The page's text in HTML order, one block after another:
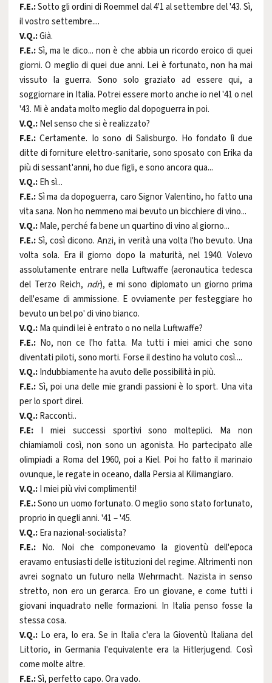
F.E.:Sotto gli ordini di Roemmel dal 4'1 al settembre del '43. Sì,
il vostro settembre....
V.Q.:Già.
F.E.:Sì, ma le dico... non è che abbia un ricordo eroico di quei
giorni. O meglio di quei due anni. Lei è fortunato, non ha mai
vissuto la guerra. Sono solo graziato ad essere qui, a
soggiornare in Italia. Potrei essere morto anche io nel '41 o nel
'43. Mi è andata molto meglio dal dopoguerra in poi.
V.Q.:Nel senso che si è realizzato?
F.E.: Certamente. Io sono di Salisburgo. Ho fondato lì due
ditte di forniture elettro-sanitarie, sono sposato con Erika da
più di sessant'anni, ho due figli, e sono ancora qua...
V.Q.:Eh sì...
F.E.:Sì ma da dopoguerra, caro Signor Valentino, ho fatto una
vita sana. Non ho nemmeno mai bevuto un bicchiere di vino...
V.Q.:Male, perché fa bene un quartino di vino al giorno...
F.E.:Sì, così dicono. Anzi, in verità una volta l'ho bevuto. Una
volta sola. Era il giorno dopo la maturità, nel 1940. Volevo
assolutamente entrare nella Luftwaffe (aeronautica tedesca
del Terzo Reich, ndr), e mi sono diplomato un giorno prima
dell'esame di ammissione. E ovviamente per festeggiare ho
bevuto un bel po' di vino bianco.
V.Q.:Ma quindi lei è entrato o no nella Luftwaffe?
F.E.: No, non ce l'ho fatta. Ma tutti i miei amici che sono
diventati piloti, sono morti. Forse il destino ha voluto così....
V.Q.:Indubbiamente ha avuto delle possibilità in più.
F.E.: Sì, poi una delle mie grandi passioni è lo sport. Una vita
per lo sport direi.
V.Q.:Racconti..
F.E: I miei successi sportivi sono molteplici. Ma non
chiamiamoli così, non sono un agonista. Ho partecipato alle
olimpiadi a Roma del 1960, poi a Kiel. Poi ho fatto il marinaio
ovunque, le regate in oceano, dalla Persia al Kilimangiaro.
V.Q.:I miei più vivi complimenti!
F.E.:Sono un uomo fortunato. O meglio sono stato fortunato,
proprio in quegli anni. '41 – '45.
V.Q.:Era nazional-socialista?
F.E.: No. Noi che componevamo la gioventù dell'epoca
eravamo entusiasti delle istituzioni del regime. Altrimenti non
avrei sognato un futuro nella Wehrmacht. Nazista in senso
stretto, non ero un gerarca. Ero un giovane, e come tutti i
giovani inquadrato nelle formazioni. In Italia penso fosse la
stessa cosa.
V.Q.: Lo era, lo era. Se in Italia c'era la Gioventù Italiana del
Littorio, in Germania l'equivalente era la Hitlerjugend. Così
come molte altre.
F.E.:Sì, perfetto capo. Ora vado.